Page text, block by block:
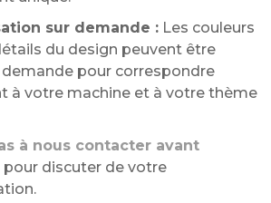
sur demande : Les couleurs
du design peuvent être
pour correspondre
à votre machine et à votre thème
à nous contacter avant
pour discuter de votre